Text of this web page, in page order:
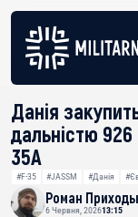
Данія
дальністю
35A
#F-35 #JASSM #Данія
Роман
6 Червня, 202613:15